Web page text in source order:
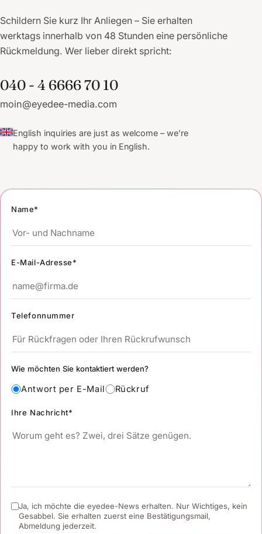
Schildern Sie kurz Ihr Anliegen – Sie erhalten
werktags innerhalb von 48 Stunden eine persönliche
Rückmeldung. Wer lieber direkt spricht:
040 - 4 6666 70 10
moin@eyedee-media.com
English inquiries are just as welcome – we’re
happy to work with you in English.
Name*
E-Mail-Adresse*
Telefonnummer
Wie möchten Sie kontaktiert werden?
Antwort per E-Mail Rückruf
Ihre Nachricht*
Ja, ich möchte die eyedee-News erhalten. Nur Wichtiges, kein
Gesabbel. Sie erhalten zuerst eine Bestätigungsmail,
Abmeldung jederzeit.